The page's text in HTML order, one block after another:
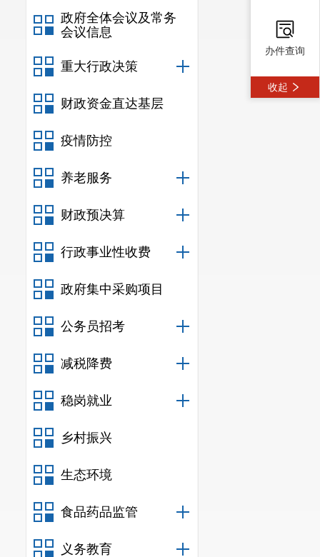
政府全体会议及常务
会议信息
重大行政决策
财政资金直达基层
疫情防控
养老服务
财政预决算
行政事业性收费
政府集中采购项目
公务员招考
减税降费
稳岗就业
乡村振兴
生态环境
食品药品监管
义务教育
办件查询
收起